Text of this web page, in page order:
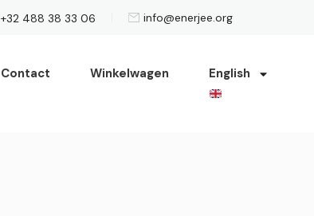
+32 488 38 33 06 info@enerjee.org
Contact Winkelwagen English